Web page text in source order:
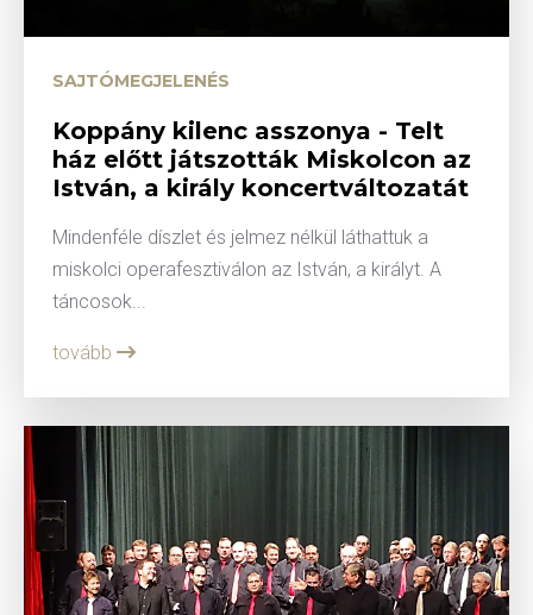
SAJTÓMEGJELENÉS
Koppány kilenc asszonya - Telt
ház előtt játszották Miskolcon az
István, a király koncertváltozatát
Mindenféle díszlet és jelmez nélkül láthattuk a
miskolci operafesztiválon az István, a királyt. A
táncosok...
tovább